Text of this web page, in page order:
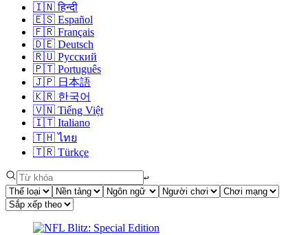
🇮🇳 हिन्दी
🇪🇸 Español
🇫🇷 Français
🇩🇪 Deutsch
🇷🇺 Русский
🇵🇹 Português
🇯🇵 日本語
🇰🇷 한국어
🇻🇳 Tiếng Việt
🇮🇹 Italiano
🇹🇭 ไทย
🇹🇷 Türkçe
↩︎